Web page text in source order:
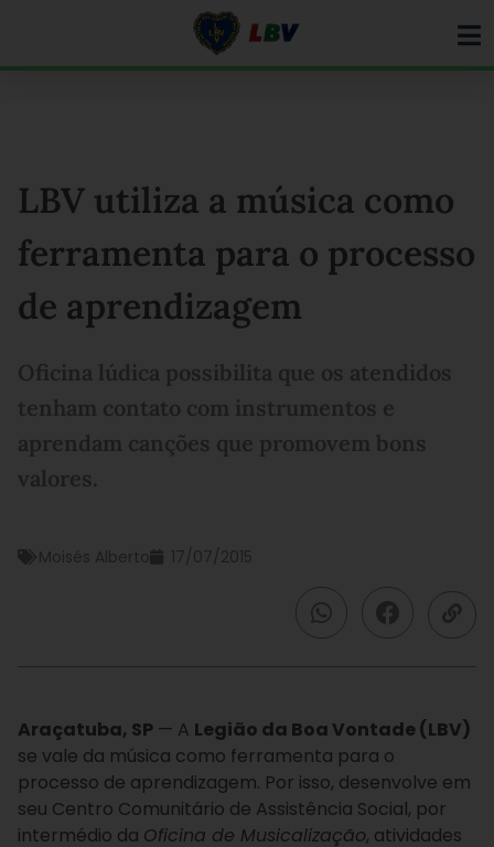
LBV utiliza a música como
ferramenta para o processo
de aprendizagem
Oficina lúdica possibilita que os atendidos
tenham contato com instrumentos e
aprendam canções que promovem bons
valores.
Moisés Alberto 17/07/2015
Araçatuba, SP — A Legião da Boa Vontade (LBV)
se vale da música como ferramenta para o
processo de aprendizagem. Por isso, desenvolve em
seu Centro Comunitário de Assistência Social, por
intermédio da Oficina de Musicalização, atividades